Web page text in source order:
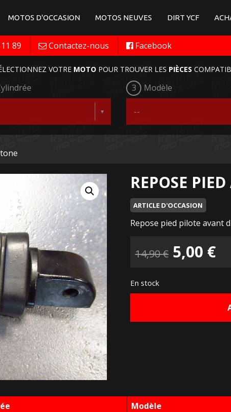
MOTOS D'OCCASION MOTOS NEUVES DIRT YCF
89 Contactez-nous Facebook
VOTRE MOTO POUR TROUVER LES PIÈCES
3 Modèle
REPOSE
ARTICLE D'OCCASION
Repose pied pilote avant
14,90€ Le
initial
5,00 €Le
En stock
Modèle